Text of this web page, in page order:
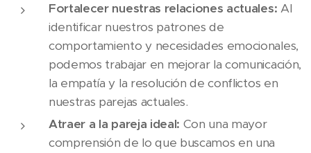
Fortalecer nuestras relaciones actuales: Al
identificar nuestros patrones de
comportamiento y necesidades emocionales,
podemos trabajar en mejorar la comunicación,
la empatía y la resolución de conflictos en
nuestras parejas actuales.
Atraer a la pareja ideal: Con una mayor
comprensión de lo que buscamos en una